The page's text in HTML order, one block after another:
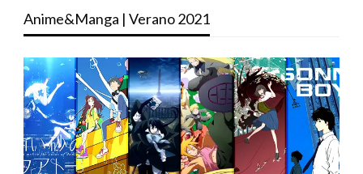
Anime&Manga | Verano 2021